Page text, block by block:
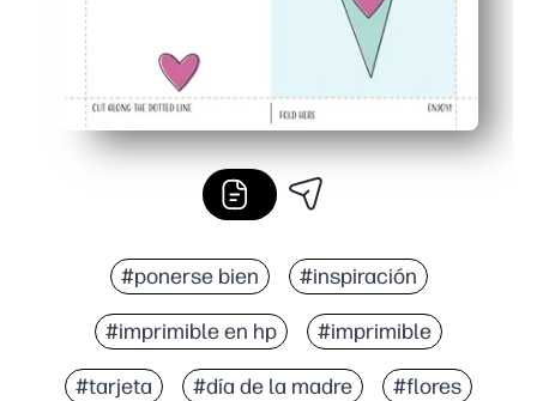
#ponerse bien #inspiración
#imprimible en hp #imprimible
#tarjeta #día de la madre #flores